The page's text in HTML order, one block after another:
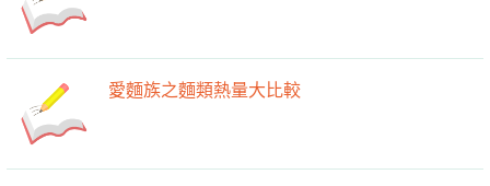
愛麵族之麵類熱量大比較